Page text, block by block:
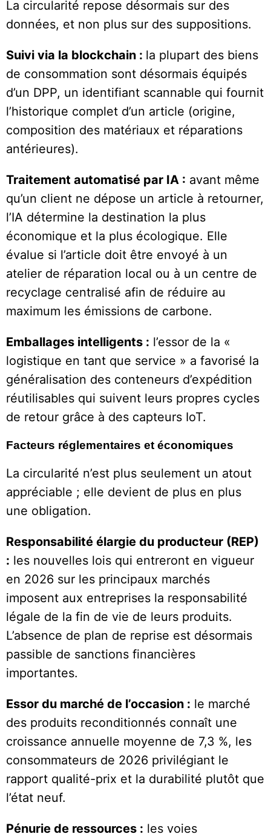
La circularité repose désormais sur des
données, et non plus sur des suppositions.
Suivi via la blockchain : la plupart des biens
de consommation sont désormais équipés
d’un DPP, un identifiant scannable qui fournit
l’historique complet d’un article (origine,
composition des matériaux et réparations
antérieures).
Traitement automatisé par IA : avant même
qu’un client ne dépose un article à retourner,
l’IA détermine la destination la plus
économique et la plus écologique. Elle
évalue si l’article doit être envoyé à un
atelier de réparation local ou à un centre de
recyclage centralisé afin de réduire au
maximum les émissions de carbone.
Emballages intelligents : l’essor de la «
logistique en tant que service » a favorisé la
généralisation des conteneurs d’expédition
réutilisables qui suivent leurs propres cycles
de retour grâce à des capteurs IoT.
Facteurs réglementaires et économiques
La circularité n’est plus seulement un atout
appréciable ; elle devient de plus en plus
une obligation.
Responsabilité élargie du producteur (REP)
: les nouvelles lois qui entreront en vigueur
en 2026 sur les principaux marchés
imposent aux entreprises la responsabilité
légale de la fin de vie de leurs produits.
L’absence de plan de reprise est désormais
passible de sanctions financières
importantes.
Essor du marché de l’occasion : le marché
des produits reconditionnés connaît une
croissance annuelle moyenne de 7,3 %, les
consommateurs de 2026 privilégiant le
rapport qualité-prix et la durabilité plutôt que
l’état neuf.
Pénurie de ressources : les voies